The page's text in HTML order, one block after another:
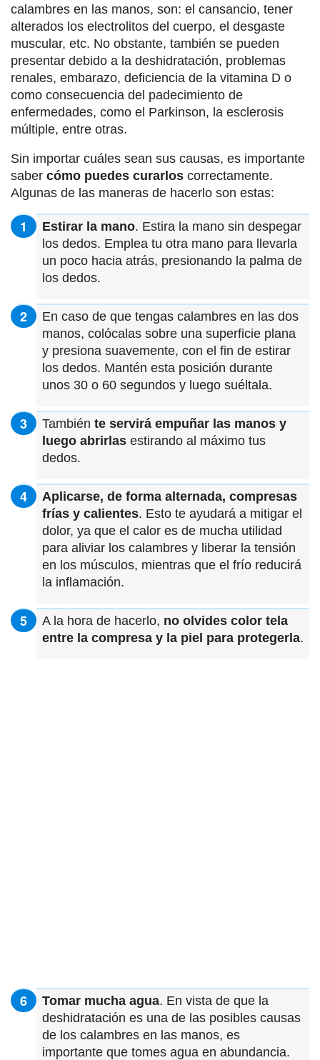
calambres en las manos, son: el cansancio, tener
alterados los electrolitos del cuerpo, el desgaste
muscular, etc. No obstante, también se pueden
presentar debido a la deshidratación, problemas
renales, embarazo, deficiencia de la vitamina D o
como consecuencia del padecimiento de
enfermedades, como el Parkinson, la esclerosis
múltiple, entre otras.
Sin importar cuáles sean sus causas, es importante
saber cómo puedes curarlos correctamente.
Algunas de las maneras de hacerlo son estas:
Estirar la mano. Estira la mano sin despegar
los dedos. Emplea tu otra mano para llevarla
un poco hacia atrás, presionando la palma de
los dedos.
En caso de que tengas calambres en las dos
manos, colócalas sobre una superficie plana
y presiona suavemente, con el fin de estirar
los dedos. Mantén esta posición durante
unos 30 o 60 segundos y luego suéltala.
También te servirá empuñar las manos y
luego abrirlas estirando al máximo tus
dedos.
Aplicarse, de forma alternada, compresas
frías y calientes. Esto te ayudará a mitigar el
dolor, ya que el calor es de mucha utilidad
para aliviar los calambres y liberar la tensión
en los músculos, mientras que el frío reducirá
la inflamación.
A la hora de hacerlo, no olvides color tela
entre la compresa y la piel para protegerla.
Tomar mucha agua. En vista de que la
deshidratación es una de las posibles causas
de los calambres en las manos, es
importante que tomes agua en abundancia.